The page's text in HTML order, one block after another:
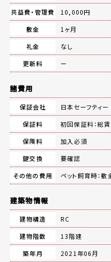
共益費・管理費
10,000円
敷金
1ヶ月
礼金
なし
更新料
ー
諸費用
保証会社
日本セーフティー
保証料
初回保証料：総
保険料
加入必須
鍵交換
要確認
その他の費用
ペット飼育時：
建築物情報
建物構造
RC
建物階数
13階建
築年月
2021年06月